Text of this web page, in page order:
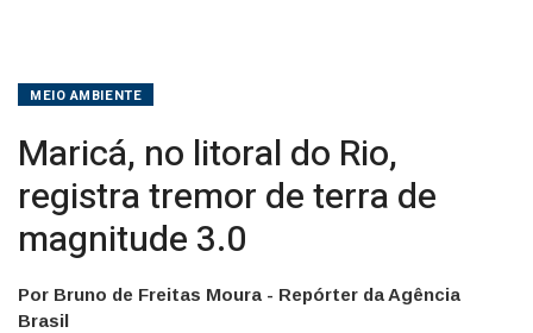
MEIO AMBIENTE
Maricá, no litoral do Rio,
registra tremor de terra de
magnitude 3.0
Por Bruno de Freitas Moura - Repórter da Agência
Brasil